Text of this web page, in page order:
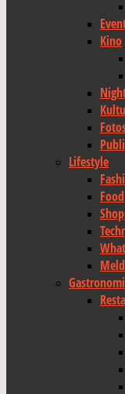
Kino
Lifestyle
Food